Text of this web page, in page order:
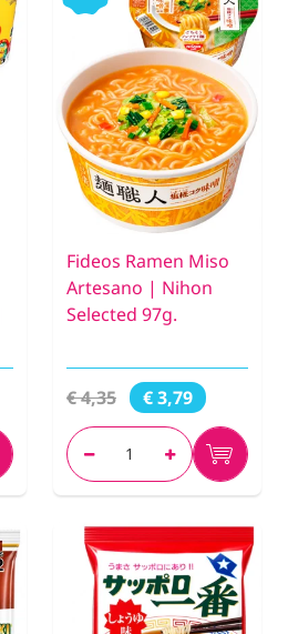
Fideos Ramen Miso
Artesano | Nihon
Selected 97g.
€ 4,35 € 3,79